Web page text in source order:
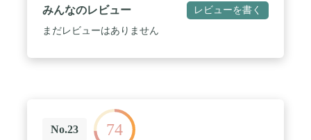
みんなのレビュー レビューを書く
まだレビューはありません
No.23 74